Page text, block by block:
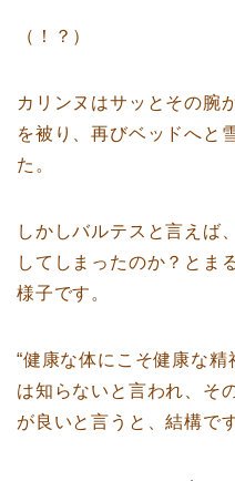
（！？）
カリンヌはサッとその腕
を被り、再びベッドへと
た。
しかしバルテスと言えば
してしまったのか？とま
様子です。
“健康な体にこそ健康な精
は知らないと言われ、そ
が良いと言うと、結構で